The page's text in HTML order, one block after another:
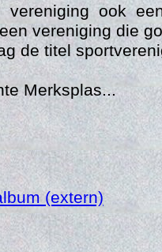
vereniging ook
vereniging die
de titel
Merksplas...
(extern)